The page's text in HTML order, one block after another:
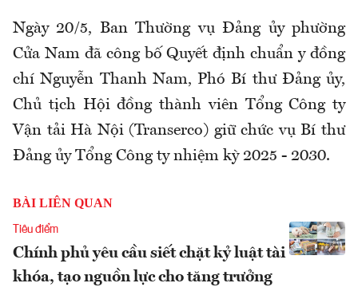
Ngày 20/5, Ban Thường vụ Đảng ủy phường
Cửa Nam đã công bố Quyết định chuẩn y đồng
chí Nguyễn Thanh Nam, Phó Bí thư Đảng ủy,
Chủ tịch Hội đồng thành viên Tổng Công ty
Vận tải Hà Nội (Transerco) giữ chức vụ Bí thư
Đảng ủy Tổng Công ty nhiệm kỳ 2025 - 2030.
BÀI LIÊN QUAN
Tiêu điểm
Chính phủ yêu cầu siết chặt kỷ luật tài
khóa, tạo nguồn lực cho tăng trưởng